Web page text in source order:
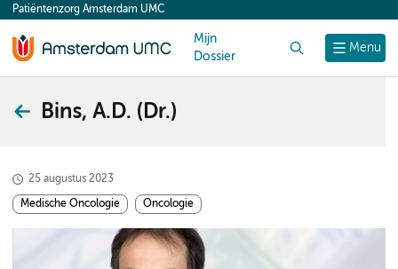
content
Menu
Patiëntenzorg Amsterdam UMC
Mijn
Dossier
Bins, A.D. (Dr.)
25 augustus 2023
Medische Oncologie Oncologie